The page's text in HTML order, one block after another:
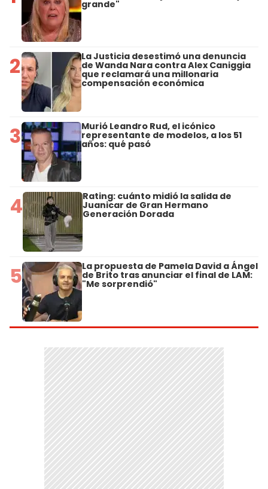
grande"
2 La Justicia desestimó una denuncia
de Wanda Nara contra Alex Caniggia
que reclamará una millonaria
compensación económica
3 Murió Leandro Rud, el icónico
representante de modelos, a los 51
años: qué pasó
4 Rating: cuánto midió la salida de
Juanicar de Gran Hermano
Generación Dorada
5 La propuesta de Pamela David a Ángel
de Brito tras anunciar el final de LAM:
"Me sorprendió"